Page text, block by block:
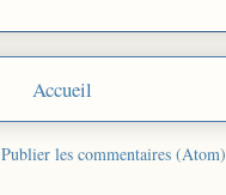
Accueil
Publier les commentaires (Atom)